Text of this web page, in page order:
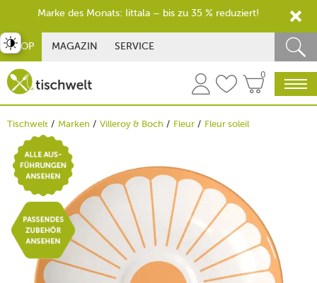
SHOP MAGAZIN SERVICE
0
Tischwelt Marken Villeroy & Boch Fleur Fleur soleil
umschalten
Marke des Monats: Iittala – bis zu 35 % reduziert!